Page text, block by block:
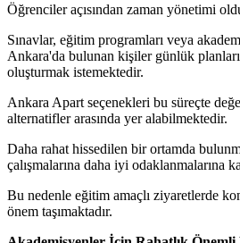
Öğrenciler açısından zaman yönetimi
Sınavlar, eğitim programları veya
Ankara'da bulunan kişiler günlük
oluşturmak istemektedir.
Ankara Apart seçenekleri bu süreçte
alternatifler arasında yer alabilmektedir.
Daha rahat hissedilen bir ortamda
çalışmalarına daha iyi odaklanmalarına
Bu nedenle eğitim amaçlı ziyaretlerde
önem taşımaktadır.